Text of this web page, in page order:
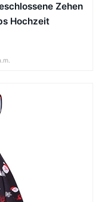
Zehen
Hochzeit